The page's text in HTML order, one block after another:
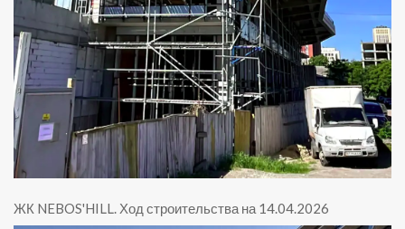
ЖК NEBOS'HILL. Ход строительства на 14.04.2026